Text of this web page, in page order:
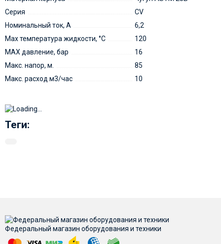
Серия
CV
Номинальный ток, А
6,2
Мах температура жидкости, °С
120
MAX давление, бар
16
Макс. напор, м.
85
Макс. расход м3/час
10
Теги:
Федеральный магазин оборудования и техники